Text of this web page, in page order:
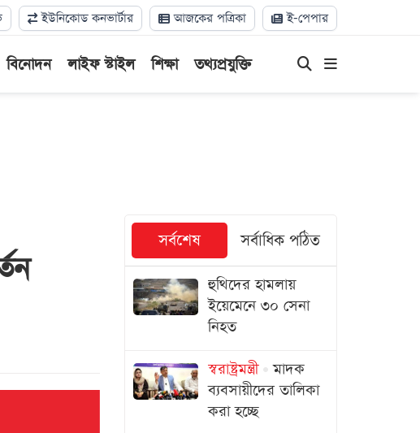
ইউনিকোড কনভার্টার আজকের পত্রিকা ই-পেপার
বিনোদন লাইফ স্টাইল শিক্ষা তথ্যপ্রযুক্তি
সর্বশেষ সর্বাধিক পঠিত
হুথিদের হামলায়
ইয়েমেনে ৩০ সেনা
নিহত
স্বরাষ্ট্রমন্ত্রী
মাদক
ব্যবসায়ীদের তালিকা
করা হচ্ছে